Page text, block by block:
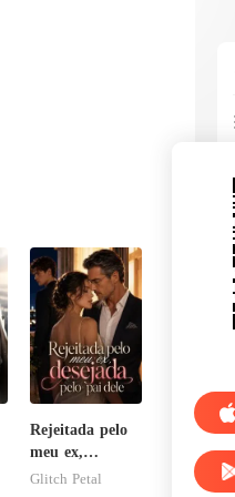
Rejeitada pelo
meu ex,
desejada pelo
Glitch Petal